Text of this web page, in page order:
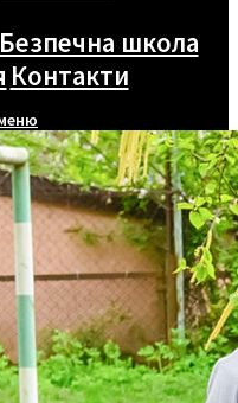
Безпечна школа
Контакти